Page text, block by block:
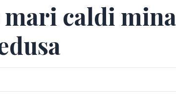
caldi